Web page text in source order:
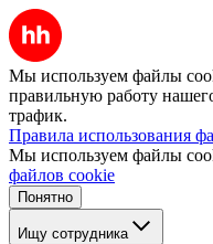
Мы используем файлы
правильную работу
трафик.
Правила использования
Мы используем файлы
файлов cookie
Понятно
Ищу сотрудника